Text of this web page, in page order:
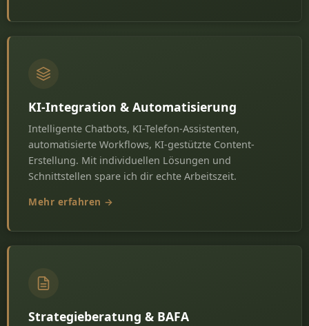
KI-Integration & Automatisierung
Intelligente Chatbots, KI-Telefon-Assistenten,
automatisierte Workflows, KI-gestützte Content-
Erstellung. Mit individuellen Lösungen und
Schnittstellen spare ich dir echte Arbeitszeit.
Mehr erfahren →
Strategieberatung & BAFA